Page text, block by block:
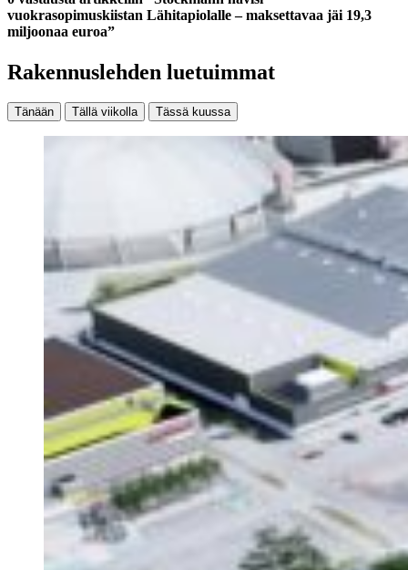
vuokrasopimuskiistan Lähitapiolalle – maksettavaa jäi 19,3
miljoonaa euroa”
Rakennuslehden luetuimmat
Tänään Tällä viikolla Tässä kuussa